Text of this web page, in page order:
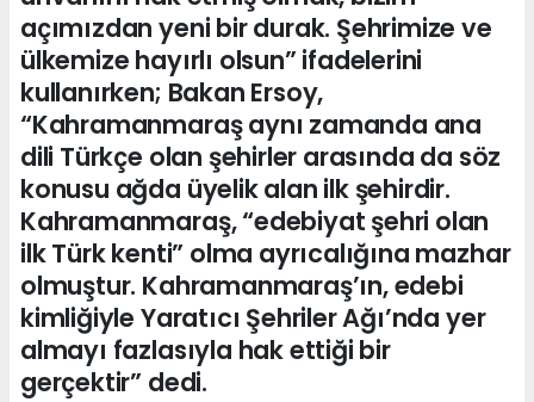
açımızdan yeni bir durak. Şehrimize ve
ülkemize hayırlı olsun” ifadelerini
kullanırken; Bakan Ersoy,
“Kahramanmaraş aynı zamanda ana
dili Türkçe olan şehirler arasında da söz
konusu ağda üyelik alan ilk şehirdir.
Kahramanmaraş, “edebiyat şehri olan
ilk Türk kenti” olma ayrıcalığına mazhar
olmuştur. Kahramanmaraş’ın, edebi
kimliğiyle Yaratıcı Şehriler Ağı’nda yer
almayı fazlasıyla hak ettiği bir
gerçektir” dedi.